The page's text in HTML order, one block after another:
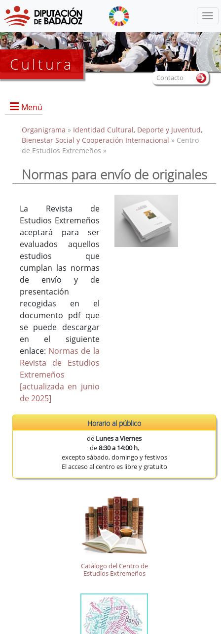
Cultura
Menú
Portada
Información General
Objetivos
Colecciones
Publicaciones del CEEX
Enlaces de interés
Donaciones
Catálogo del Centro de Estudios Extremeños
Seudónimos de autores extremeños
Revista de Estudios Extremeños
Historia de la Revista
Normas de envío
La Reex en BD Bibliográficas
Organigrama » Identidad Cultural, Deporte y Juventud,
Bienestar Social y Cooperación Internacional » Centro
de Estudios Extremeños »
Normas para envío de originales
La Revista de
Estudios Extremeños
aceptará para ser
evaluados aquellos
estudios que
cumplan las normas
de envío y de
presentación
recogidas en el
documento pdf que
se puede descargar
en el siguiente
enlace: Normas de la
Revista de Estudios
Extremeños
[actualizada en junio
de 2025]
Contacto
Horario al público
de Lunes a Viernes
de8:30 a 14:00 h,
excepto sábado, domingo y festivos
El acceso al centro es libre y gratuito
Catálogo del Centro de
Estudios Extremeños